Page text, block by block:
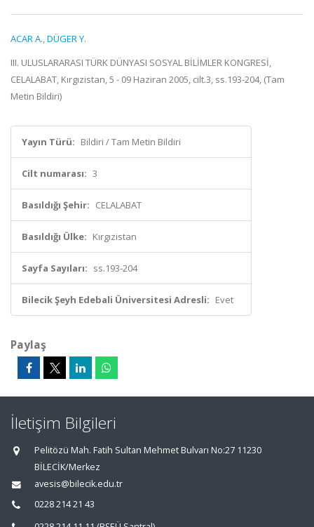
ACAR A.,DÜGER Y.
III. ULUSLARARASI TÜRK DÜNYASI SOSYAL BİLİMLER KONGRESİ,
CELALABAT, Kırgızistan, 5 - 09 Haziran 2005, cilt.3, ss.193-204, (Tam
Metin Bildiri)
Yayın Türü: Bildiri / Tam Metin Bildiri
Cilt numarası: 3
Basıldığı Şehir: CELALABAT
Basıldığı Ülke: Kırgızistan
Sayfa Sayıları: ss.193-204
Bilecik Şeyh Edebali Üniversitesi Adresli: Evet
Paylaş
İletişim Bilgileri
Pelitözü Mah. Fatih Sultan Mehmet Bulvarı No:27 11230
BİLECİK/Merkez
avesis@bilecik.edu.tr
0228 214 21 43